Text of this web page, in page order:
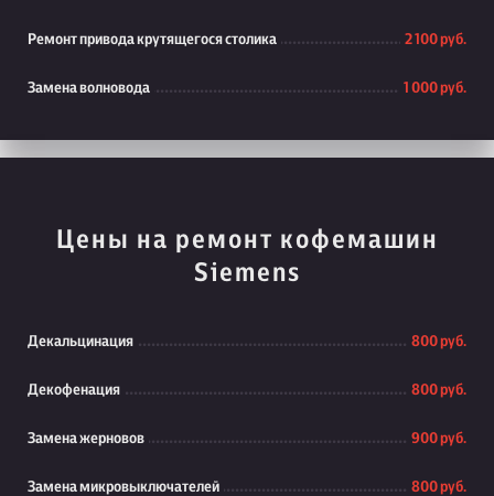
Ремонт привода крутящегося столика 2 100 руб.
Замена волновода 1 000 руб.
Цены на ремонт кофемашин
Siemens
Декальцинация 800 руб.
Декофенация 800 руб.
Замена жерновов 900 руб.
Замена микровыключателей 800 руб.